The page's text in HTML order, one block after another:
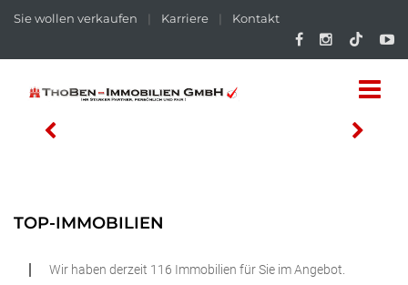
Sie wollen verkaufen | Karriere | Kontakt
TOP-IMMOBILIEN
Wir haben derzeit 116 Immobilien für Sie im Angebot.